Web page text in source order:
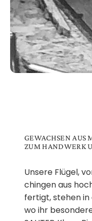
GEWACHSEN AUS
ZUM HAND­WERK
Un­se­re Flü­gel,
chin­gen aus
fer­tigt, ste­hen in
wo ihr